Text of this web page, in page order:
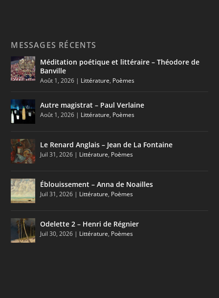
MESSAGES RÉCENTS
Méditation poétique et littéraire – Théodore de
Banville
Août 1, 2026 | Littérature, Poèmes
Autre magistrat – Paul Verlaine
Août 1, 2026 | Littérature, Poèmes
Le Renard Anglais – Jean de La Fontaine
Juil 31, 2026 | Littérature, Poèmes
Éblouissement – Anna de Noailles
Juil 31, 2026 | Littérature, Poèmes
Odelette 2 – Henri de Régnier
Juil 30, 2026 | Littérature, Poèmes